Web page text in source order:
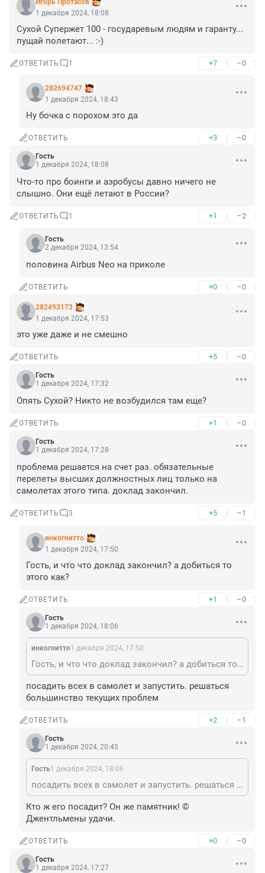
Игорь Протасов
1 декабря 2024, 18:08
Сухой Супержет 100 - государевым людям и гаранту...
пущай полетают... :-)
ОТВЕТИТЬ 1 +7 –0
282694747
1 декабря 2024, 18:43
Ну бочка с порохом это да
ОТВЕТИТЬ +3 –0
Гость
1 декабря 2024, 18:08
Что-то про боинги и аэробусы давно ничего не
слышно. Они ещё летают в России?
ОТВЕТИТЬ 1 +1 –2
Гость
2 декабря 2024, 13:54
половина Airbus Neo на приколе
ОТВЕТИТЬ +0 –0
282493173
1 декабря 2024, 17:53
это уже даже и не смешно
ОТВЕТИТЬ +5 –0
Гость
1 декабря 2024, 17:32
Опять Сухой? Никто не возбудился там еще?
ОТВЕТИТЬ +1 –0
Гость
1 декабря 2024, 17:28
проблема решается на счет раз. обязательные
перелеты высших должностных лиц только на
самолетах этого типа. доклад закончил.
ОТВЕТИТЬ 3 +5 –1
инкогнитто
1 декабря 2024, 17:50
Гость, и что что доклад закончил? а добиться то
этого как?
ОТВЕТИТЬ +1 –0
Гость
1 декабря 2024, 18:06
инкогнитто1 декабря 2024, 17:50
Гость, и что что доклад закончил? а добиться то этого как?
посадить всех в самолет и запустить. решаться
большинство текущих проблем
ОТВЕТИТЬ +2 –1
Гость
1 декабря 2024, 20:45
Гость1 декабря 2024, 18:06
посадить всех в самолет и запустить. решаться большинство текущих проблем
Кто ж его посадит? Он же памятник! ©
Джентльмены удачи.
ОТВЕТИТЬ +0 –0
Гость
1 декабря 2024, 17:27